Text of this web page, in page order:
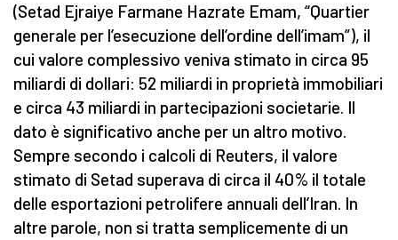
(Setad Ejraiye Farmane Hazrate Emam, “Quartier
generale per l’esecuzione dell’ordine dell’imam”), il
cui valore complessivo veniva stimato in circa 95
miliardi di dollari: 52 miliardi in proprietà immobiliari
e circa 43 miliardi in partecipazioni societarie. Il
dato è significativo anche per un altro motivo.
Sempre secondo i calcoli di Reuters, il valore
stimato di Setad superava di circa il 40% il totale
delle esportazioni petrolifere annuali dell’Iran. In
altre parole, non si tratta semplicemente di un